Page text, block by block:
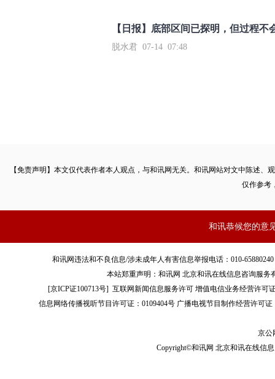
【日报】底部区间已探明，但过程不
脱水君 07-14 07:48
【免责声明】本文仅代表作者本人观点，与和讯网无关。和讯网站对文中陈述
仅作参考
和讯恭候您的意
和讯网违法和不良信息/涉未成年人有害信息举报电话：010-
本站郑重声明：和讯网 北京和讯在线信息咨询服
[京ICP证100713号]互联网新闻信息服务许可 增值电信业务经营许可
信息网络传播视听节目许可证：0109404号 广播电视节目制作经营许可证
京公
Copyright©和讯网 北京和讯在线信